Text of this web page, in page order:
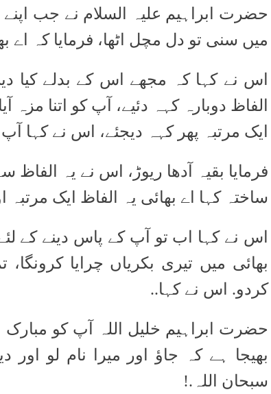
حضرت ابراہیم علیہ السلام نے جب
میں سنی تو دل مچل اٹھا، فرمایا کہ اے
اس نے کہا کہ مجھے اس کے بدلے کیا
الفاظ دوبارہ کہہ دئیے، آپ کو اتنا مزہ
ایک مرتبہ پھر کہہ دیجئے،
اس نے کہا
فرمایا بقیہ آدھا ریوڑ، اس نے یہ الفاظ
ساختہ کہا اے بھائی یہ الفاظ ایک مرتبہ
اس نے کہا اب تو آپ کے پاس دینے کے
بھائی میں تیری بکریاں چرایا
کردو. اس نے کہا..
حضرت ابراہیم خلیل اللہ آپ کو
بھیجا ہے کہ جاؤ اور میرا نام لو اور
سبحان اللہ.!